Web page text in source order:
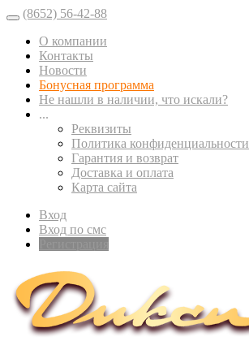
(8652) 56-42-88
О компании
Контакты
Новости
Бонусная программа
Не нашли в наличии, что искали?
...
Реквизиты
Политика конфиденциальности
Гарантия и возврат
Доставка и оплата
Карта сайта
Вход
Вход по смс